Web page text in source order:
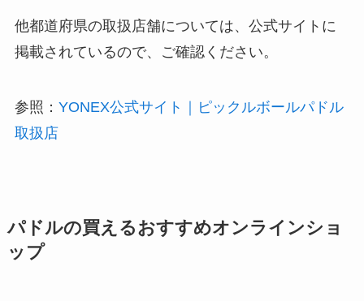
他都道府県の取扱店舗については、公式サイトに
掲載されているので、ご確認ください。
参照： YONEX公式サイト｜ピックルボールパドル
取扱店
パドルの買えるおすすめオンラインショ
ップ